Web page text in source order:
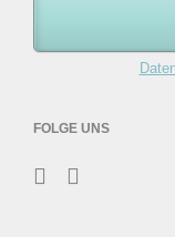
FOLGE UNS